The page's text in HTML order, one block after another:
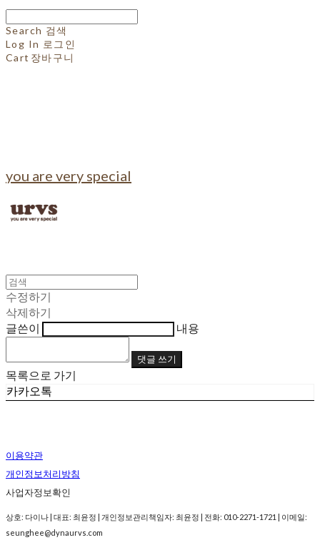
Search 검색
Log In 로그인
Cart 장바구니
you are very special
수정하기
삭제하기
글쓴이
내용
댓글 쓰기
목록으로 가기
카카오톡
이용약관
개인정보처리방침
사업자정보확인
상호: 다이나 | 대표: 최윤정 | 개인정보관리책임자: 최윤정 | 전화: 010-2271-1721 | 이메일:
seunghee@dynaurvs.com